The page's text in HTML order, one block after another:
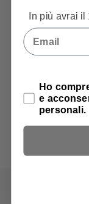
In più avrai il
Email
Privacy
Ho
e
personali.